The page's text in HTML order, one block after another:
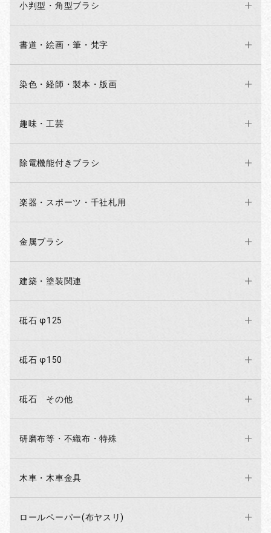
小判型・角型ブラシ
書道・絵画・筆・梵字
染色・経師・製本・版画
趣味・工芸
除電機能付きブラシ
楽器・スポーツ・千社札用
金属ブラシ
建築・塗装関連
砥石 φ125
砥石 φ150
砥石 その他
研磨布等・不織布・特殊
木車・木車金具
ロールペーパー(布ヤスリ)